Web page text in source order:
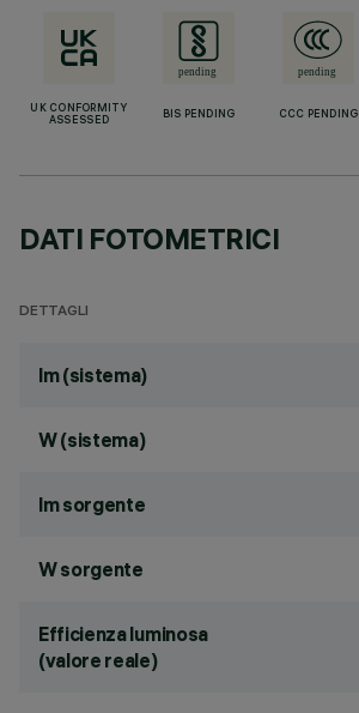
UK CONFORMITY
ASSESSED
BIS PENDING CCC PENDING
DATI FOTOMETRICI
DETTAGLI
lm (sistema)
W (sistema)
lm sorgente
W sorgente
Efficienza luminosa
(valore reale)